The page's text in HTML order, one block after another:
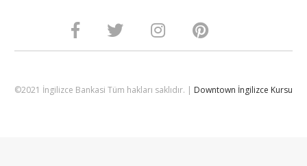
©2021 İngilizce Bankasi Tüm hakları saklıdır. | Downtown İngilizce Kursu